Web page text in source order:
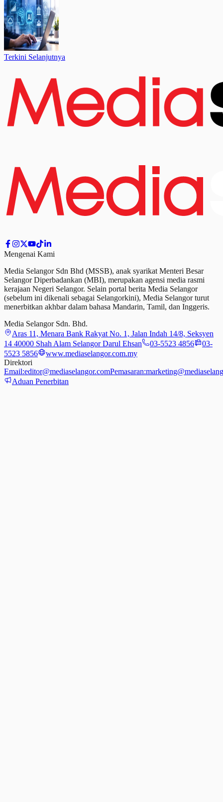
Terkini Selanjutnya
Mengenai Kami
Media Selangor Sdn Bhd (MSSB), anak syarikat Menteri Besar
Selangor Diperbadankan (MBI), merupakan agensi media rasmi
kerajaan Negeri Selangor. Selain portal berita Media Selangor
(sebelum ini dikenali sebagai Selangorkini), Media Selangor turut
menerbitkan akhbar dalam bahasa Mandarin, Tamil, dan Inggeris.
Media Selangor Sdn. Bhd.
Aras 11, Menara Bank Rakyat No. 1, Jalan Indah 14/8, Seksyen
14 40000 Shah Alam Selangor Darul Ehsan
03-5523 4856
03-
5523 5856
www.mediaselangor.com.my
Direktori
Email:editor@mediaselangor.comPemasaran:
Aduan Penerbitan